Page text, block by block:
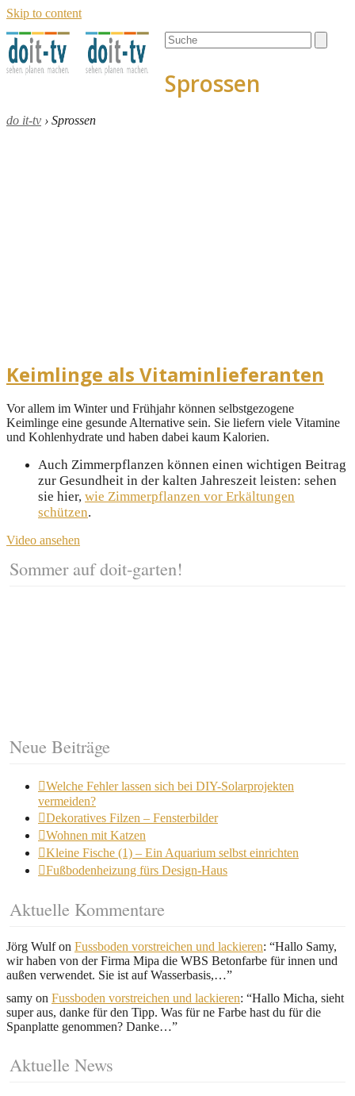
Skip to content
Open
mobile
Close
mobile
Search
Sprossen
do it-tv › Sprossen
Keimlinge als Vitaminlieferanten
Vor allem im Winter und Frühjahr können selbstgezogene
Keimlinge eine gesunde Alternative sein. Sie liefern viele Vitamine
und Kohlenhydrate und haben dabei kaum Kalorien.
Auch Zimmerpflanzen können einen wichtigen Beitrag
zur Gesundheit in der kalten Jahreszeit leisten: sehen
sie hier, wie Zimmerpflanzen vor Erkältungen
schützen.
Video ansehen
Sommer auf doit-garten!
Neue Beiträge
Welche Fehler lassen sich bei DIY-Solarprojekten
vermeiden?
Dekoratives Filzen – Fensterbilder
Wohnen mit Katzen
Kleine Fische (1) – Ein Aquarium selbst einrichten
Fußbodenheizung fürs Design-Haus
Aktuelle Kommentare
Jörg Wulfon Fussboden vorstreichen und lackieren: “Hallo Samy,
wir haben von der Firma Mipa die WBS Betonfarbe für innen und
außen verwendet. Sie ist auf Wasserbasis,…”
samy on Fussboden vorstreichen und lackieren: “Hallo Micha, sieht
super aus, danke für den Tipp. Was für ne Farbe hast du für die
Spanplatte genommen? Danke…”
Aktuelle News